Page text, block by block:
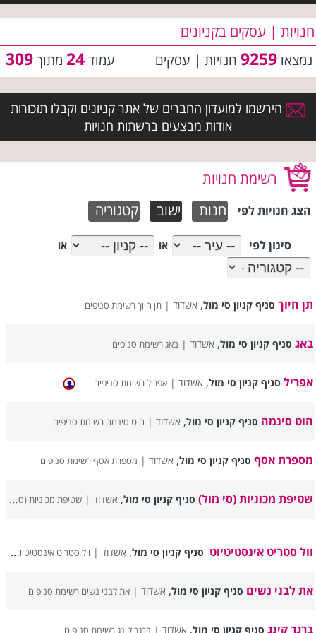
חנויות | עסקים בקניונים
עמוד24 מתוך309 נמצאו 9259 חנויות | עסקים
הירשמו למועדון החברים של אתר קניונים וקבלו תזכורות
אודות מבצעים ברשתות חנויות
רשימת חנויות
הצג חנויות לפי חנות ישוב קטגוריה
סינון לפי או או
תן חיוך סניף קניון סי מול, אשדוד |תן חיוך רשימת סניפים
באג סניף קניון סי מול, אשדוד |באג רשימת סניפים
אפריל סניף קניון סי מול, אשדוד |אפריל רשימת סניפים
הוט סינמה סניף קניון סי מול, אשדוד | הוט סינמה רשימת סניפים
מספרת אסף סניף קניון סי מול, אשדוד | מספרת אסף רשימת סניפים
שטיפת מכוניות (סי מול) סניף קניון סי מול, אשדוד |שטיפת מכוניות (סי מול) רשימת סניפים
וול סטריט אינסטיטיוט סניף קניון סי מול, אשדוד | וול סטריט אינסטיטיוט רשימת סניפים
את לבני נשים סניף קניון סי מול, אשדוד |את לבני נשים רשימת סניפים
ברגר קינג סניף קניון סי מול, אשדוד | ברגר קינג רשימת סניפים